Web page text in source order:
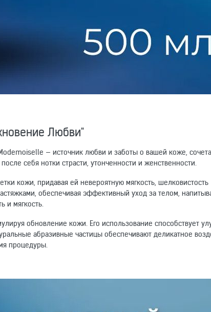
Любви"
— источник любви и заботы о вашей коже,
себя нотки страсти, утонченности и женственности.
кожи, придавая ей невероятную мягкость, шелковистость
обеспечивая эффективный уход за телом,
и мягкость.
обновление кожи. Его использование способствует
абразивные частицы обеспечивают деликатное
процедуры.